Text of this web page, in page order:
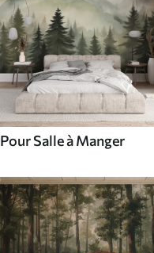
Pour Salle à Manger